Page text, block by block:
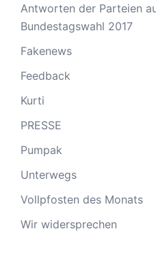
Antworten der Parteien
Bundestagswahl 2017
Fakenews
Feedback
Kurti
PRESSE
Pumpak
Unterwegs
Vollpfosten des Monats
Wir widersprechen